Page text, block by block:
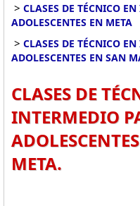
> CLASES DE TÉCNICO
ADOLESCENTES EN META
> CLASES DE TÉCNICO
ADOLESCENTES EN SAN
CLASES DE
INTERMEDIO
META.